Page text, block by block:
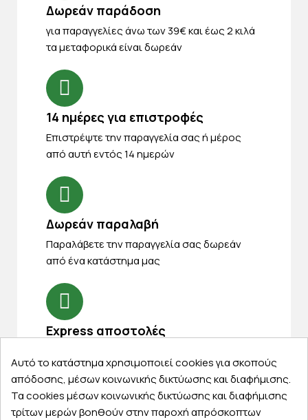
Δωρεάν παράδοση
για παραγγελίες άνω των 39€ και έως 2 κιλά
τα μεταφορικά είναι δωρεάν
14 ημέρες για επιστροφές
Eπιστρέψτε την παραγγελία σας ή μέρος
από αυτή εντός 14 ημερών
Δωρεάν παραλαβή
Παραλάβετε την παραγγελία σας δωρεάν
από ένα κατάστημα μας
Express αποστολές
παραλάβετε αύριο στην πόρτα σας
Αυτό το κατάστημα χρησιμοποιεί cookies για σκοπούς
απόδοσης, μέσων κοινωνικής δικτύωσης και διαφήμισης.
Τα cookies μέσων κοινωνικής δικτύωσης και διαφήμισης
τρίτων μερών βοηθούν στην παροχή απρόσκοπτων